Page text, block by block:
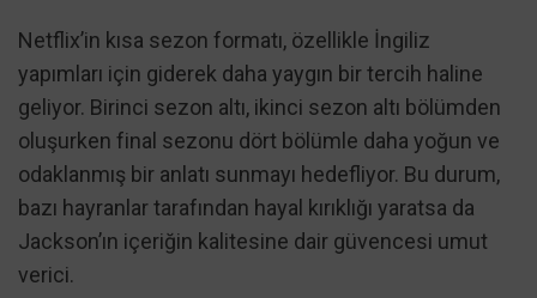
Netflix’in kısa sezon formatı, özellikle İngiliz
yapımları için giderek daha yaygın bir tercih haline
geliyor. Birinci sezon altı, ikinci sezon altı bölümden
oluşurken final sezonu dört bölümle daha yoğun ve
odaklanmış bir anlatı sunmayı hedefliyor. Bu durum,
bazı hayranlar tarafından hayal kırıklığı yaratsa da
Jackson’ın içeriğin kalitesine dair güvencesi umut
verici.